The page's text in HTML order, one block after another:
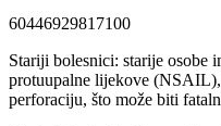
60446929817100
Stariji bolesnici: starije osobe
protuupalne lijekove
perforaciju, što može biti